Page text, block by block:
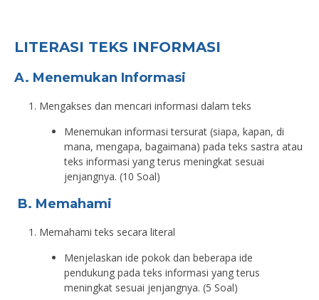
LITERASI TEKS INFORMASI
A. Menemukan Informasi
Mengakses dan mencari informasi dalam teks
Menemukan informasi tersurat (siapa, kapan, di
mana, mengapa, bagaimana) pada teks sastra atau
teks informasi yang terus meningkat sesuai
jenjangnya. (10 Soal)
B. Memahami
Memahami teks secara literal
Menjelaskan ide pokok dan beberapa ide
pendukung pada teks informasi yang terus
meningkat sesuai jenjangnya. (5 Soal)